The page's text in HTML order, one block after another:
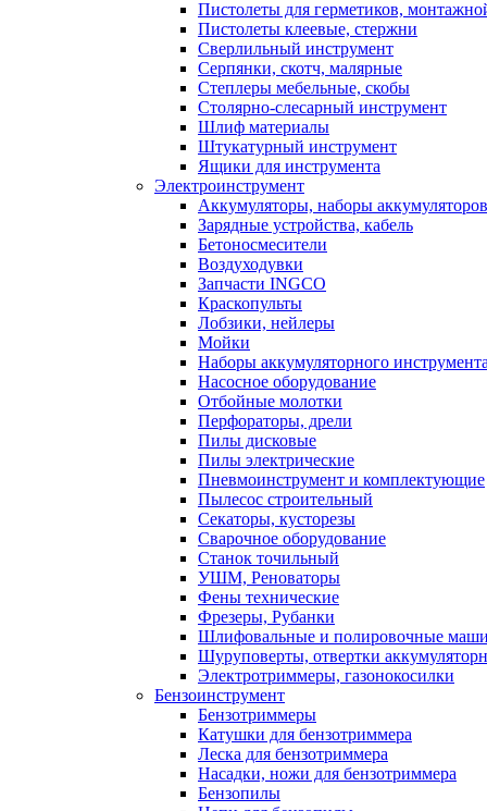
Пистолеты для герметиков,
Пистолеты клеевые, стержни
Сверлильный инструмент
Серпянки, скотч, малярные
Степлеры мебельные, скобы
Столярно-слесарный инструмент
Шлиф материалы
Штукатурный инструмент
Ящики для инструмента
Электроинструмент
Аккумуляторы, наборы аккумуляторов
Зарядные устройства, кабель
Бетоносмесители
Воздуходувки
Запчасти INGCO
Краскопульты
Лобзики, нейлеры
Мойки
Наборы аккумуляторного инструмента
Насосное оборудование
Отбойные молотки
Перфораторы, дрели
Пилы дисковые
Пилы электрические
Пневмоинструмент и комплектующие
Пылесос строительный
Секаторы, кусторезы
Сварочное оборудование
Станок точильный
УШМ, Реноваторы
Фены технические
Фрезеры, Рубанки
Шлифовальные и полировочные
Шуруповерты, отвертки
Электротриммеры, газонокосилки
Бензоинструмент
Бензотриммеры
Катушки для бензотриммера
Леска для бензотриммера
Насадки, ножи для бензотриммера
Бензопилы